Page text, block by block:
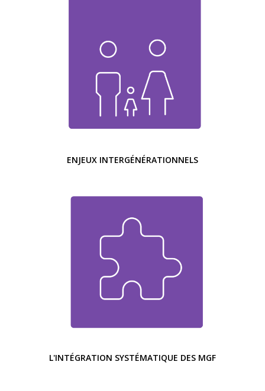
ENJEUX INTERGÉNÉRATIONNELS
L'INTÉGRATION SYSTÉMATIQUE DES MGF